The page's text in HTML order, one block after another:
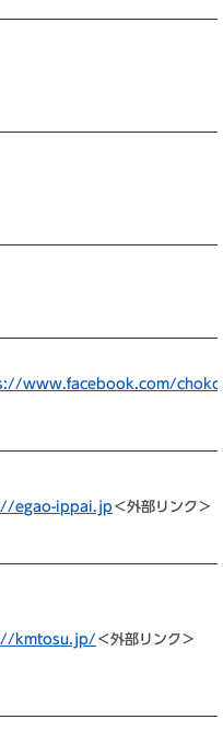
www.facebook.com/
egao-ippai.jp＜外部リンク＞
kmtosu.jp/ ＜外部リンク＞